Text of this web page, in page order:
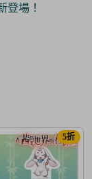
登場！
5折